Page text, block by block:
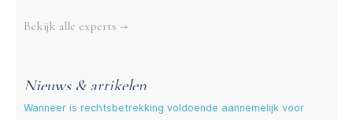
Meer experts
Bekijk alle experts →
Nieuws & artikelen
Wanneer is rechtsbetrekking voldoende aannemelijk voor